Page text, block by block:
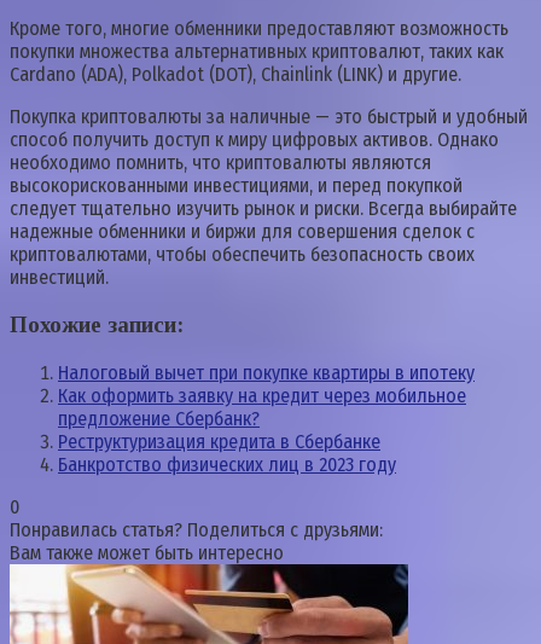
Кроме того, многие обменники предоставляют возможность
покупки множества альтернативных криптовалют, таких как
Cardano (ADA), Polkadot (DOT), Chainlink (LINK) и другие.
Покупка криптовалюты за наличные — это быстрый и удобный
способ получить доступ к миру цифровых активов. Однако
необходимо помнить, что криптовалюты являются
высокорискованными инвестициями, и перед покупкой
следует тщательно изучить рынок и риски. Всегда выбирайте
надежные обменники и биржи для совершения сделок с
криптовалютами, чтобы обеспечить безопасность своих
инвестиций.
Похожие записи:
Налоговый вычет при покупке квартиры в ипотеку
Как оформить заявку на кредит через мобильное
предложение Сбербанк?
Реструктуризация кредита в Сбербанке
Банкротство физических лиц в 2023 году
0
Понравилась статья? Поделиться с друзьями:
Вам также может быть интересно